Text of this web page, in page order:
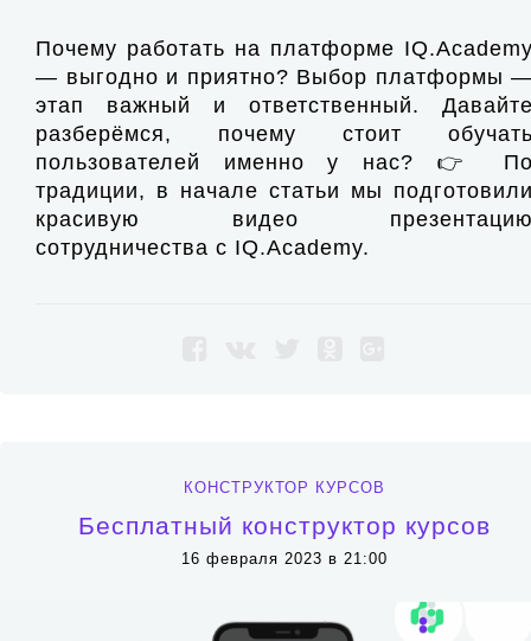
Почему работать на платформе
— выгодно и приятно? Выбор платформы
этап важный и ответственный.
разберёмся, почему стоит
пользователей именно у нас? 👉
традиции, в начале статьи мы
красивую видео
сотрудничества с IQ.Academy.
КОНСТРУКТОР КУРСОВ
Бесплатный конструктор курсов
16 февраля 2023 в 21:00